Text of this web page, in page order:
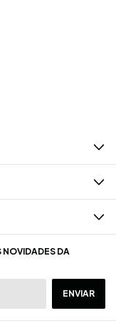
NOVIDADES DA